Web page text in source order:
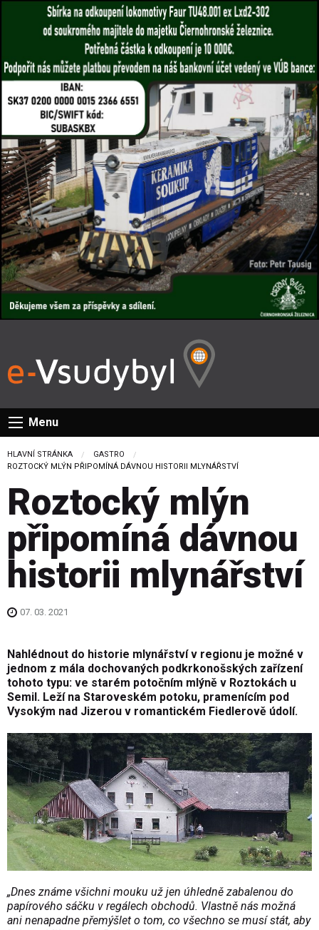
Menu
HLAVNÍ STRÁNKA
GASTRO
CURRENT:
ROZTOCKÝ MLÝN PŘIPOMÍNÁ DÁVNOU HISTORII MLYNÁŘSTVÍ
Roztocký mlýn
připomíná dávnou
historii mlynářství
07. 03. 2021
Nahlédnout do historie mlynářství v regionu je možné v
jednom z mála dochovaných podkrkonošských zařízení
tohoto typu: ve starém potočním mlýně v Roztokách u
Semil. Leží na Staroveském potoku, pramenícím pod
Vysokým nad Jizerou v romantickém Fiedlerově údolí.
„Dnes známe všichni mouku už jen úhledně zabalenou do
papírového sáčku v regálech obchodů. Vlastně nás možná
ani nenapadne přemýšlet o tom, co všechno se musí stát, aby